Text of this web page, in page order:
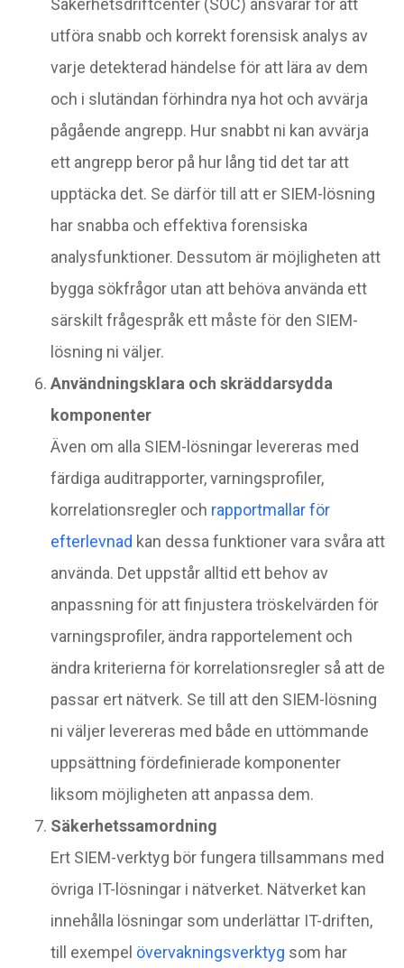
utföra snabb och korrekt forensisk analys av
varje detekterad händelse för att lära av dem
och i slutändan förhindra nya hot och avvärja
pågående angrepp. Hur snabbt ni kan avvärja
ett angrepp beror på hur lång tid det tar att
upptäcka det. Se därför till att er SIEM-lösning
har snabba och effektiva forensiska
analysfunktioner. Dessutom är möjligheten att
bygga sökfrågor utan att behöva använda ett
särskilt frågespråk ett måste för den SIEM-
lösning ni väljer.
Användningsklara och skräddarsydda
komponenter
Även om alla SIEM-lösningar levereras med
färdiga auditrapporter, varningsprofiler,
korrelationsregler och rapportmallar för
efterlevnad kan dessa funktioner vara svåra att
använda. Det uppstår alltid ett behov av
anpassning för att finjustera tröskelvärden för
varningsprofiler, ändra rapportelement och
ändra kriterierna för korrelationsregler så att de
passar ert nätverk. Se till att den SIEM-lösning
ni väljer levereras med både en uttömmande
uppsättning fördefinierade komponenter
liksom möjligheten att anpassa dem.
Säkerhetssamordning
Ert SIEM-verktyg bör fungera tillsammans med
övriga IT-lösningar i nätverket. Nätverket kan
innehålla lösningar som underlättar IT-driften,
till exempel övervakningsverktyg som har